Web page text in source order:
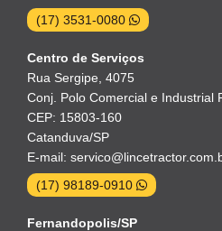
(17) 3531-0080
Centro de Serviços
Rua Sergipe, 4075
Conj. Polo Comercial e Industrial
CEP: 15803-160
Catanduva/SP
E-mail:
(17) 98189-0910
Fernandopolis/SP